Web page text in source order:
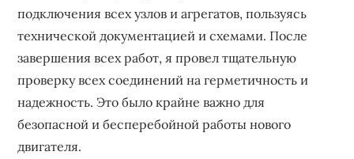
подключения всех узлов и агрегатов, пользуясь
технической документацией и схемами. После
завершения всех работ, я провел тщательную
проверку всех соединений на герметичность и
надежность. Это было крайне важно для
безопасной и бесперебойной работы нового
двигателя.